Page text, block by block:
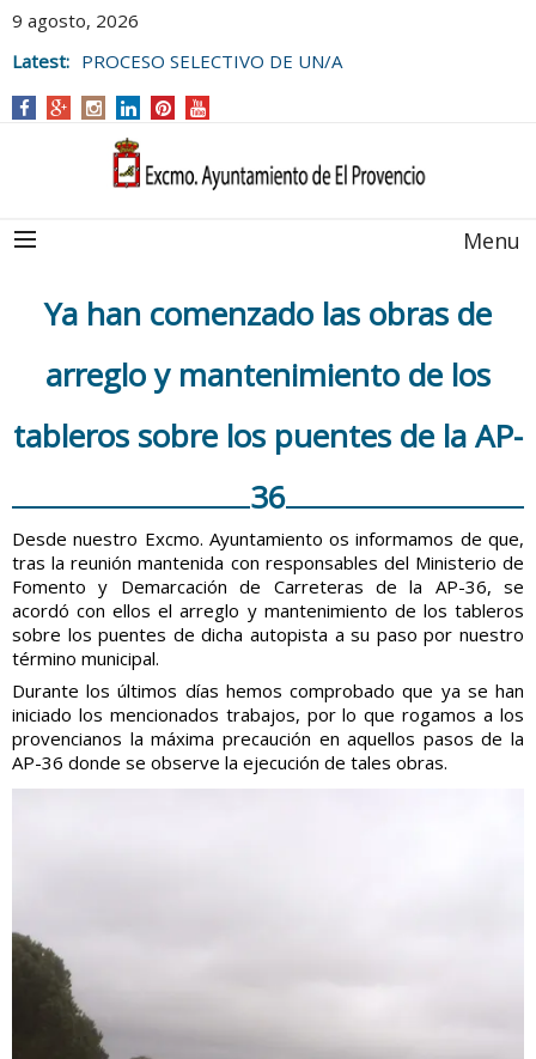
9 agosto, 2026
Latest: PROCESO SELECTIVO DE UN/A
PARA EL
CAMPUS DE VERANO 2026.
Menu
Ya han comenzado las obras de
arreglo y mantenimiento de los
tableros sobre los puentes de la AP-
36
Desde nuestro Excmo. Ayuntamiento os informamos de que,
tras la reunión mantenida con responsables del Ministerio de
Fomento y Demarcación de Carreteras de la AP-36, se
acordó con ellos el arreglo y mantenimiento de los tableros
sobre los puentes de dicha autopista a su paso por nuestro
término municipal.
Durante los últimos días hemos comprobado que ya se han
iniciado los mencionados trabajos, por lo que rogamos a los
provencianos la máxima precaución en aquellos pasos de la
AP-36 donde se observe la ejecución de tales obras.